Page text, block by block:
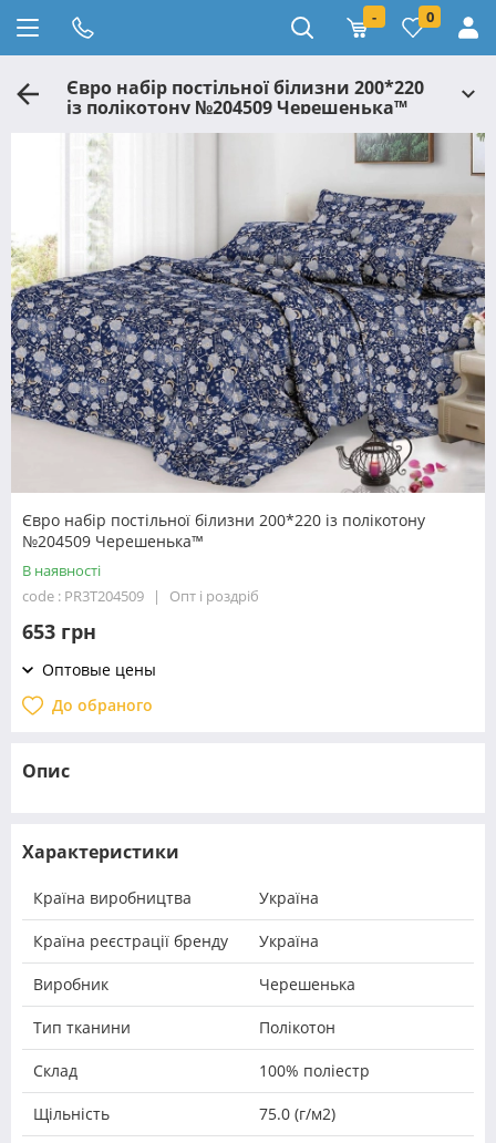
- 0
Євро набір постільної білизни 200*220
із полікотону №204509 Черешенька™
Євро набір постільної білизни 200*220 із полікотону
№204509 Черешенька™
В наявності
code : PR3T204509
Опт і роздріб
653 грн
Оптовые цены
До обраного
Опис
Характеристики
Країна виробництва Україна
Країна реєстрації бренду Україна
Виробник Черешенька
Тип тканини Полікотон
Склад 100% поліестр
Щільність 75.0 (г/м2)